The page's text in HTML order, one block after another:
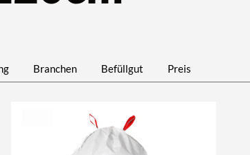
Branchen Befüllgut Preis